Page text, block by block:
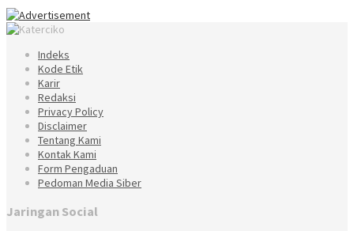
Indeks
Kode Etik
Karir
Redaksi
Privacy Policy
Disclaimer
Tentang Kami
Kontak Kami
Form Pengaduan
Pedoman Media Siber
Jaringan Social